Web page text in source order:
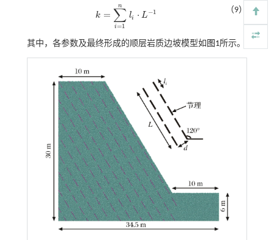
k = ∑
i=1
n
li ⋅ L−1
k= ∑i 1n li ⋅L 1
（9）
其中，各参数及最终形成的顺层岩质边坡模型如 图1所示。